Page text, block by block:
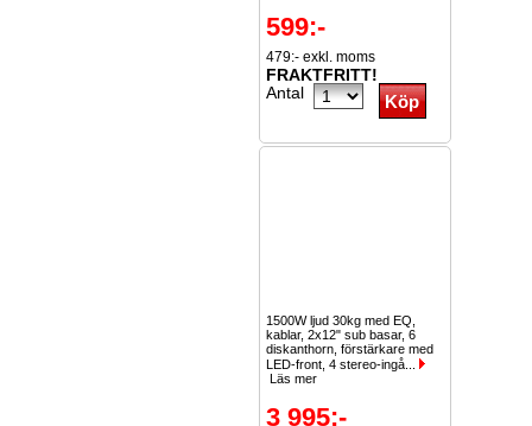
599:-
479:- exkl. moms
FRAKTFRITT!
Antal
1500W ljud 30kg med EQ,
kablar, 2x12" sub basar, 6
diskanthorn, förstärkare med
LED-front, 4 stereo-ingå...
Läs mer
3 995:-